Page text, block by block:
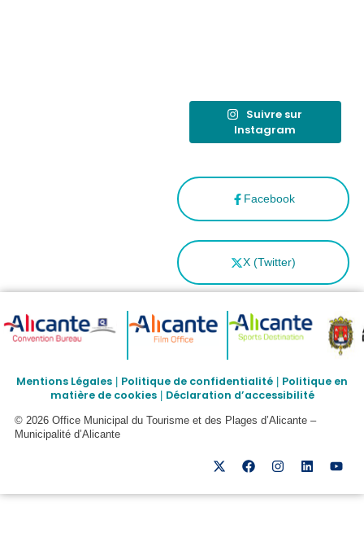
Facebook
X (Twitter)
Suivre sur
Instagram
Mentions Légales Politique de confidentialité
Politique en
matière de cookies| Déclaration d’accessibilité
© 2026 Office Municipal du Tourisme et des Plages d’Alicante –
Municipalité d’Alicante